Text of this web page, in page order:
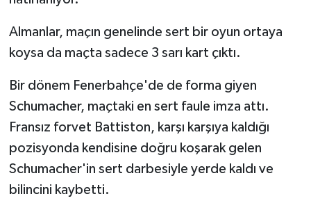
Almanlar, maçın genelinde sert bir oyun ortaya
koysa da maçta sadece 3 sarı kart çıktı.
Bir dönem Fenerbahçe'de de forma giyen
Schumacher, maçtaki en sert faule imza attı.
Fransız forvet Battiston, karşı karşıya kaldığı
pozisyonda kendisine doğru koşarak gelen
Schumacher'in sert darbesiyle yerde kaldı ve
bilincini kaybetti.